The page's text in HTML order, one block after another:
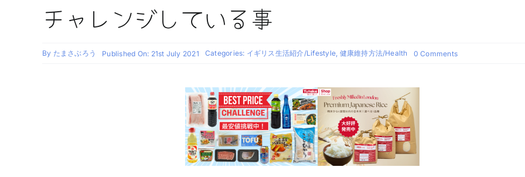
チャレンジしている事
By たまさぶろう Published On: 21st July 2021 Categories: イギリス生活紹介/Lifestyle 健康維持方法/Health 0 Commentson